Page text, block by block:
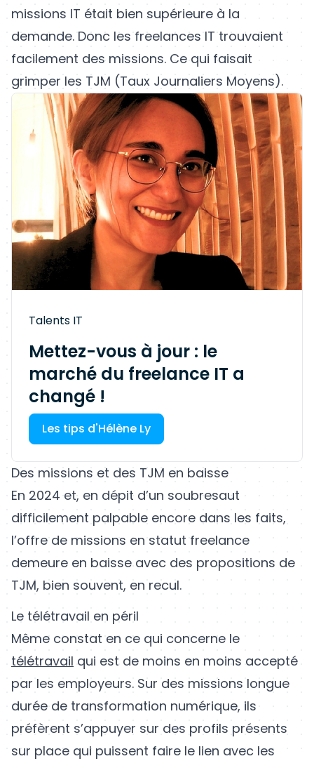
missions IT était bien supérieure à la
demande. Donc les freelances IT trouvaient
facilement des missions. Ce qui faisait
grimper les TJM (Taux Journaliers Moyens).
Talents IT
Mettez-vous à jour : le
marché du freelance IT a
changé !
Les tips d'Hélène Ly
Des missions et des TJM en baisse
En 2024 et, en dépit d’un soubresaut
difficilement palpable encore dans les faits,
l’offre de missions en statut freelance
demeure en baisse avec des propositions de
TJM, bien souvent, en recul.
Le télétravail en péril
Même constat en ce qui concerne le
télétravail qui est de moins en moins accepté
par les employeurs. Sur des missions longue
durée de transformation numérique, ils
préfèrent s’appuyer sur des profils présents
sur place qui puissent faire le lien avec les